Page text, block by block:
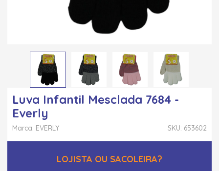
Luva Infantil Mesclada 7684 -
Everly
SKU: 653602
Marca: EVERLY
LOJISTA OU SACOLEIRA?